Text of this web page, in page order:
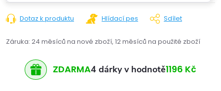
Dotaz k produktu Hlídací pes Sdílet
Záruka: 24 měsíců na nové zboží, 12 měsíců na použité zboží
ZDARMA4 dárky v hodnotě1196 Kč